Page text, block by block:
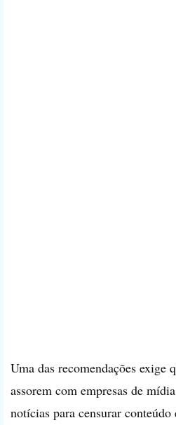
Uma das recomendações exige
assorem com empresas de
notícias para censurar